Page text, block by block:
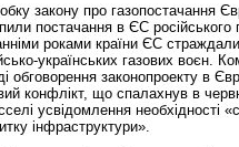
закону про газопостачання
постачання в ЄС
роками країни ЄС
українських газових воєн.
обговорення законопроекту в
конфлікт, що спалахнув в
усвідомлення необхідності
інфраструктури».